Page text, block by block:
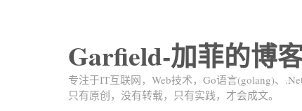
Garfield-加菲的博
专注于IT互联网，Web技术，Go语言(golang)、
只有原创，没有转载，只有实践，才会成文。